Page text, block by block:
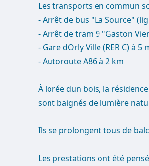
Les transports en commun
- Arrêt de bus "La Source"
- Arrêt de tram 9 "Gaston
- Gare dOrly Ville (RER C) à
- Autoroute A86 à 2 km
À lorée dun bois, la
sont baignés de lumière
Ils se prolongent tous de
Les prestations ont été